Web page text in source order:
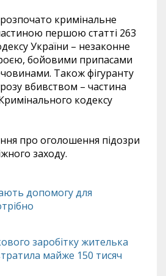
кримінальне
першою статті 263
України – незаконне
бойовими припасами
Також фігуранту
вбивством – частина
кодексу
про оголошення підозри
заходу.
допомогу для
заробітку жителька
майже 150 тисяч